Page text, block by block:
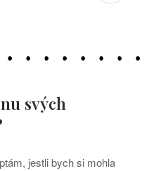
svých
jestli bych si mohla